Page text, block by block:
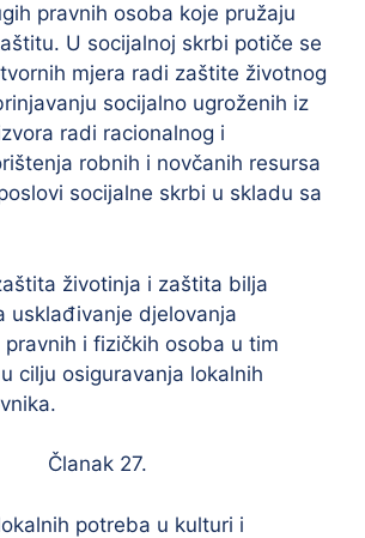
pravnih osoba koje pružaju
U socijalnoj skrbi potiče se
mjera radi zaštite životnog
socijalno ugroženih iz
radi racionalnog i
robnih i novčanih resursa
socijalne skrbi u skladu sa
životinja i zaštita bilja
usklađivanje djelovanja
i fizičkih osoba u tim
cilju osiguravanja lokalnih
Članak 27.
potreba u kulturi i